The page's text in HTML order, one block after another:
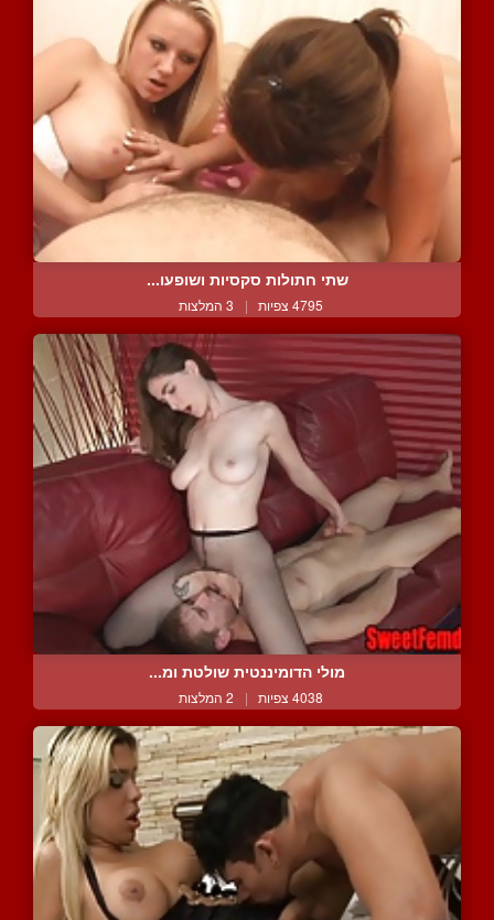
שתי חתולות סקסיות ושופעו...
4795 צפיות | 3 המלצות
מולי הדומיננטית שולטת ומ...
4038 צפיות | 2 המלצות